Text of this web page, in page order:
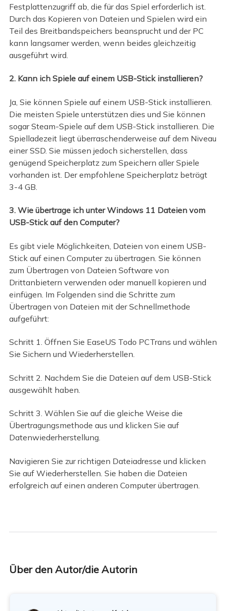
Festplattenzugriff ab, die für das Spiel erforderlich ist.
Durch das Kopieren von Dateien und Spielen wird ein
Teil des Breitbandspeichers beansprucht und der PC
kann langsamer werden, wenn beides gleichzeitig
ausgeführt wird.
2. Kann ich Spiele auf einem USB-Stick installieren?
Ja, Sie können Spiele auf einem USB-Stick installieren.
Die meisten Spiele unterstützen dies und Sie können
sogar Steam-Spiele auf dem USB-Stick installieren. Die
Spielladezeit liegt überraschenderweise auf dem Niveau
einer SSD. Sie müssen jedoch sicherstellen, dass
genügend Speicherplatz zum Speichern aller Spiele
vorhanden ist. Der empfohlene Speicherplatz beträgt
3-4 GB.
3. Wie übertrage ich unter Windows 11 Dateien vom
USB-Stick auf den Computer?
Es gibt viele Möglichkeiten, Dateien von einem USB-
Stick auf einen Computer zu übertragen. Sie können
zum Übertragen von Dateien Software von
Drittanbietern verwenden oder manuell kopieren und
einfügen. Im Folgenden sind die Schritte zum
Übertragen von Dateien mit der Schnellmethode
aufgeführt:
Schritt 1. Öffnen Sie EaseUS Todo PCTrans und wählen
Sie Sichern und Wiederherstellen.
Schritt 2. Nachdem Sie die Dateien auf dem USB-Stick
ausgewählt haben.
Schritt 3. Wählen Sie auf die gleiche Weise die
Übertragungsmethode aus und klicken Sie auf
Datenwiederherstellung.
Navigieren Sie zur richtigen Dateiadresse und klicken
Sie auf Wiederherstellen. Sie haben die Dateien
erfolgreich auf einen anderen Computer übertragen.
Über den Autor/die Autorin